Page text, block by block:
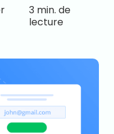
3 min. de
lecture